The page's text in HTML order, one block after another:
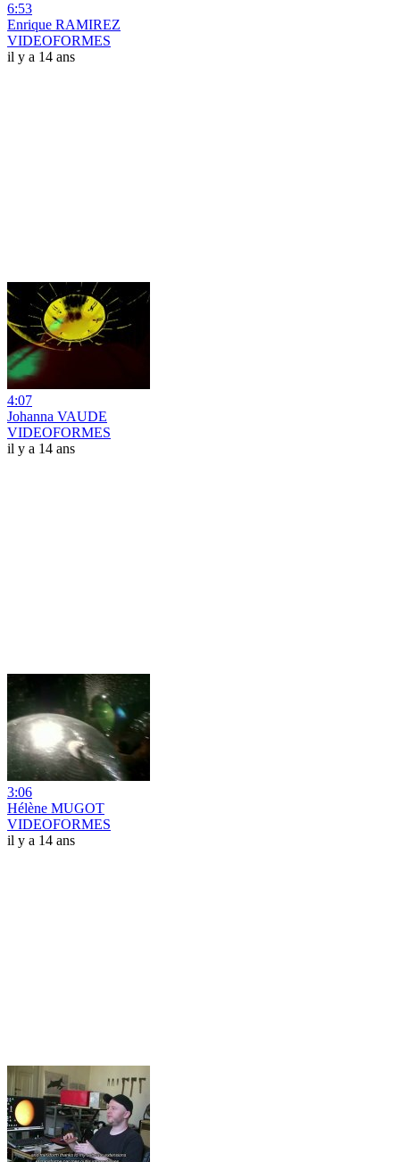
6:53
Enrique RAMIREZ
VIDEOFORMES
il y a 14 ans
4:07
Johanna VAUDE
VIDEOFORMES
il y a 14 ans
3:06
Hélène MUGOT
VIDEOFORMES
il y a 14 ans